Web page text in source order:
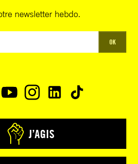
newsletter hebdo.
OK
J’AGIS